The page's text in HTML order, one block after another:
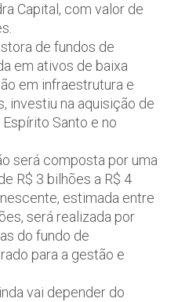
Capital, com valor de
de fundos de
em ativos de baixa
em infraestrutura e
investiu na aquisição de
Santo e no
será composta por uma
R$ 3 bilhões a R$ 4
estimada entre
será realizada por
do fundo de
para a gestão e
vai depender do